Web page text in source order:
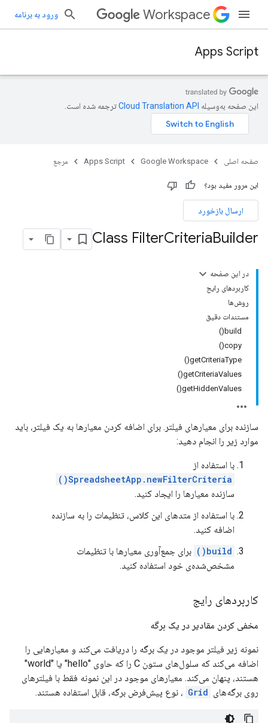
Workspace ورود به برنامه
Apps Script
این صفحه به‌وسیله ترجمه شده است.
صفحه اصلی Google Workspace
Apps Script مرجع
این مرور مفید بود؟
ارسال بازخورد
Class FilterCriteriaBuilder
در این صفحه
کاربردهای رایج
روش‌ها
مستندات دقیق
build()
copy()
getCriteriaType()
getCriteriaValues()
getHiddenValues()
سازنده برای معیارهای فیلتر. برای اضافه کردن معیارها به یک فیلتر، باید
موارد زیر را انجام دهید:
با استفاده از
SpreadsheetApp.newFilterCriteria()
سازنده معیارها را ایجاد کنید.
با استفاده از متدهای این کلاس، تنظیمات را به سازنده
اضافه کنید.
build()
برای جمع‌آوری معیارها با تنظیمات
مشخص‌شده‌ی خود استفاده کنید.
کاربردهای رایج
مخفی کردن مقادیر در یک برگه
نمونه زیر فیلتر موجود در یک برگه را دریافت می‌کند و معیارهایی را
اضافه می‌کند که سلول‌های ستون C را که حاوی "hello" یا "world"
هستند، پنهان می‌کند. معیارهای موجود در این نمونه فقط با فیلترهای
روی برگه‌های Grid ، نوع پیش‌فرض برگه، قابل استفاده هستند.